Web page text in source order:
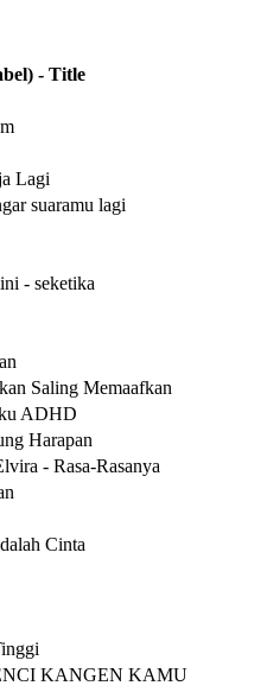
- Title
Lagi
suaramu lagi
- seketika
Saling Memaafkan
ADHD
Harapan
- Rasa-Rasanya
Cinta
KANGEN KAMU